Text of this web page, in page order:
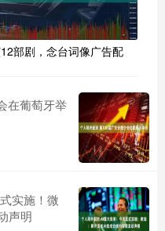
部剧，念台词像广告配
在葡萄牙举
实施！微
声明